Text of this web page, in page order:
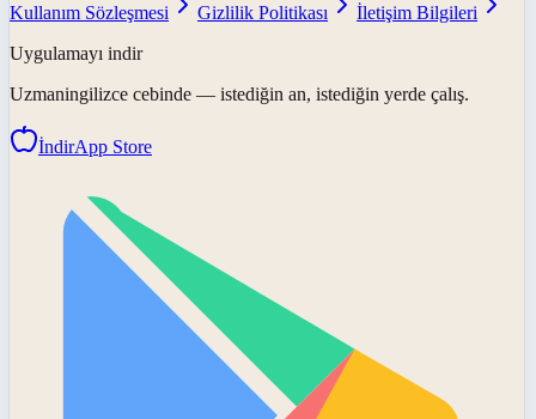
Kullanım Sözleşmesi
Gizlilik Politikası
İletişim Bilgileri
Uygulamayı indir
Uzmaningilizce cebinde — istediğin an, istediğin yerde çalış.
İndirApp Store